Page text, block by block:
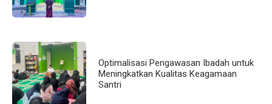
Optimalisasi Pengawasan Ibadah untuk
Meningkatkan Kualitas Keagamaan
Santri